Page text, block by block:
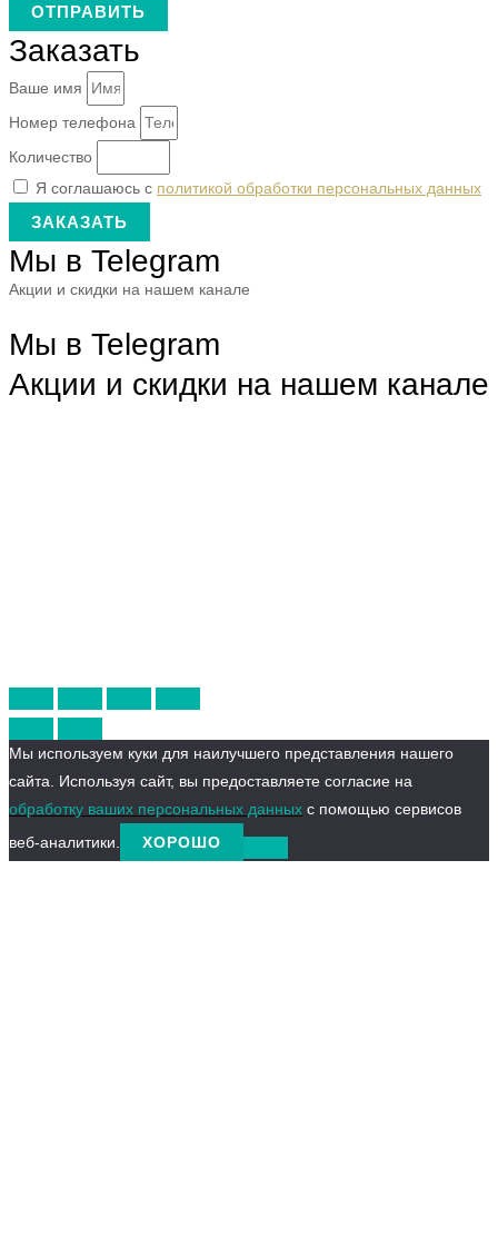
ОТПРАВИТЬ
Заказать
Ваше имя
Номер телефона
Количество
Я соглашаюсь с политикой обработки персональных данных
ЗАКАЗАТЬ
Мы в Telegram
Акции и скидки на нашем канале
Мы в Telegram
Акции и скидки на нашем канале
Мы используем куки для наилучшего представления нашего
сайта. Используя сайт, вы предоставляете согласие на
обработку ваших персональных данных с помощью сервисов
веб-аналитики.
ХОРОШО